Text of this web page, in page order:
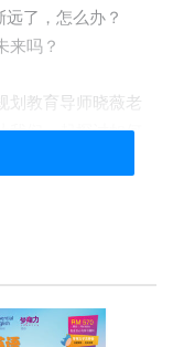
了，怎么办？
来吗？
划教育导师晓薇老
我们一起探讨如何